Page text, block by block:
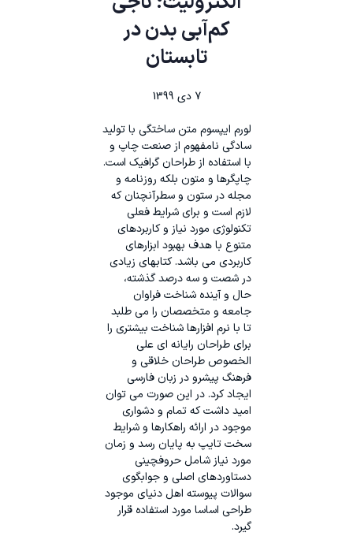
کم‌آبی بدن در
تابستان
7 دی 1399
لورم ایپسوم متن ساختگی با تولید
سادگی نامفهوم از صنعت چاپ و
با استفاده از طراحان گرافیک است.
چاپگرها و متون بلکه روزنامه و
مجله در ستون و سطرآنچنان که
لازم است و برای شرایط فعلی
تکنولوژی مورد نیاز و کاربردهای
متنوع با هدف بهبود ابزارهای
کاربردی می باشد. کتابهای زیادی
در شصت و سه درصد گذشته،
حال و آینده شناخت فراوان
جامعه و متخصصان را می طلبد
تا با نرم افزارها شناخت بیشتری را
برای طراحان رایانه ای علی
الخصوص طراحان خلاقی و
فرهنگ پیشرو در زبان فارسی
ایجاد کرد. در این صورت می توان
امید داشت که تمام و دشواری
موجود در ارائه راهکارها و شرایط
سخت تایپ به پایان رسد و زمان
مورد نیاز شامل حروفچینی
دستاوردهای اصلی و جوابگوی
سوالات پیوسته اهل دنیای موجود
طراحی اساسا مورد استفاده قرار
گیرد.